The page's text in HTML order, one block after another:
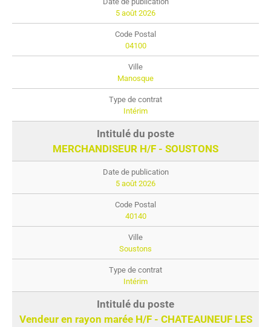
5 août 2026
04100
Manosque
Intérim
MERCHANDISEUR H/F - SOUSTONS
5 août 2026
40140
Soustons
Intérim
Vendeur en rayon marée H/F - CHATEAUNEUF LES